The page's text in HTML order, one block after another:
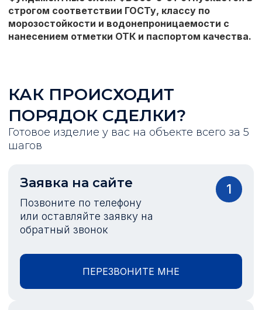
строгом соответствии ГОСТу, классу по
морозостойкости и водонепроницаемости с
нанесением отметки ОТК и паспортом качества.
КАК ПРОИСХОДИТ
ПОРЯДОК СДЕЛКИ?
Готовое изделие у вас на объекте всего за 5
шагов
Заявка на сайте
Позвоните по телефону
или оставляйте заявку на
обратный звонок
1
ПЕРЕЗВОНИТЕ МНЕ